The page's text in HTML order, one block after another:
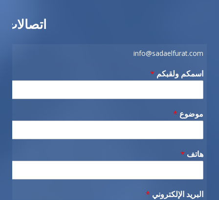
اتصالات
info@sadaelfurat.com
اسمكم ولقبكم *
موضوع *
هاتف *
البريد الإلكتروني *